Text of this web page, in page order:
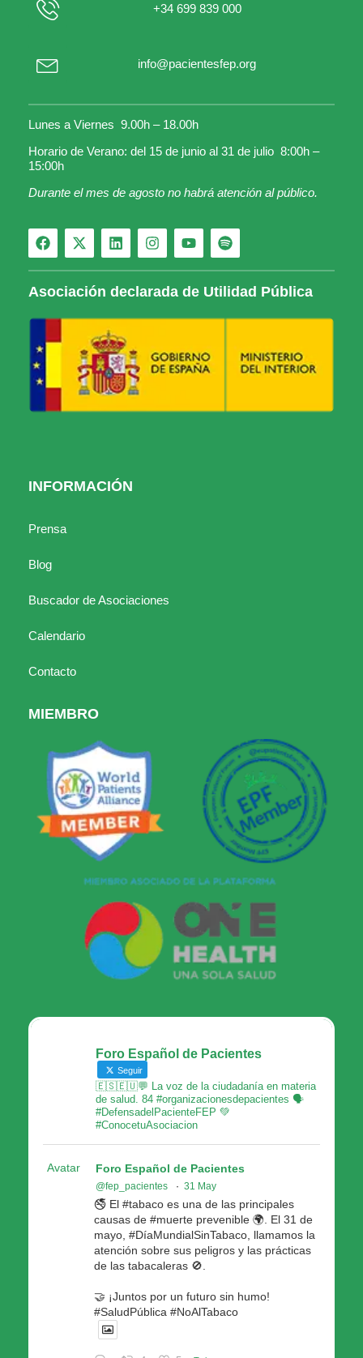
+34 699 839 000
info@pacientesfep.org
Lunes a Viernes 9.00h – 18.00h
Horario de Verano: del 15 de junio al 31 de julio 8:00h –
15:00h
Durante el mes de agosto no habrá atención al público.
Asociación declarada de Utilidad Pública
INFORMACIÓN
Prensa
Blog
Buscador de Asociaciones
Calendario
Contacto
MIEMBRO
Foro Español de Pacientes
Seguir
🇪🇸🇪🇺💬 La voz de la ciudadanía en materia
de salud. 84 #organizacionesdepacientes 🗣
#DefensadelPacienteFEP 💚
#ConocetuAsociacion
Avatar Foro Español de Pacientes
@fep_pacientes · 31 May
🚭 El #tabaco es una de las principales
causas de #muerte prevenible 🌍. El 31 de
mayo, #DíaMundialSinTabaco, llamamos la
atención sobre sus peligros y las prácticas
de las tabacaleras 🚫.
🤝 ¡Juntos por un futuro sin humo!
#SaludPública #NoAlTabaco